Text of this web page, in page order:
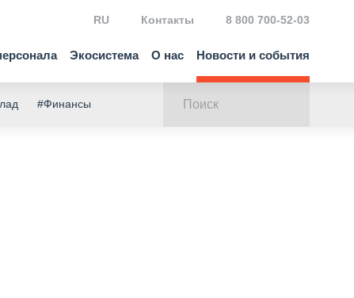
Экосистема О нас Новости и события
RU Контакты 8 800 700-52-03
#Финансы